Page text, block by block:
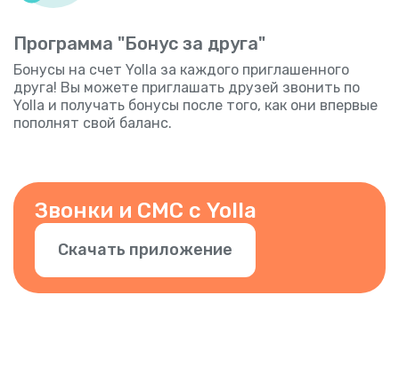
Программа "Бонус за друга"
Бонусы на счет Yolla за каждого приглашенного
друга! Вы можете приглашать друзей звонить по
Yolla и получать бонусы после того, как они впервые
пополнят свой баланс.
Звонки и СМС с Yolla
Скачать приложение